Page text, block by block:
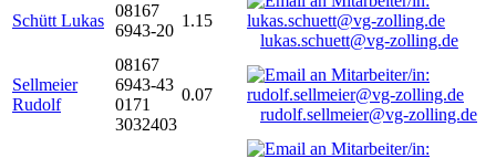
Schütt Lukas
08167
6943-20
1.15
lukas.schuett@vg-zolling.de
Sellmeier
Rudolf
08167
6943-43
0171
3032403
0.07
rudolf.sellmeier@vg-zolling.de